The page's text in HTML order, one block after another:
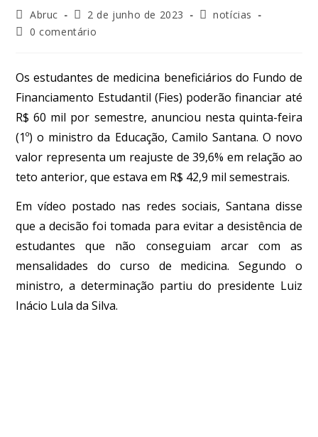
Abruc 2 de junho de 2023
notícias
0 comentário
Os estudantes de medicina beneficiários do Fundo de
Financiamento Estudantil (Fies) poderão financiar até
R$ 60 mil por semestre, anunciou nesta quinta-feira
(1º) o ministro da Educação, Camilo Santana. O novo
valor representa um reajuste de 39,6% em relação ao
teto anterior, que estava em R$ 42,9 mil semestrais.
Em vídeo postado nas redes sociais, Santana disse
que a decisão foi tomada para evitar a desistência de
estudantes que não conseguiam arcar com as
mensalidades do curso de medicina. Segundo o
ministro, a determinação partiu do presidente Luiz
Inácio Lula da Silva.